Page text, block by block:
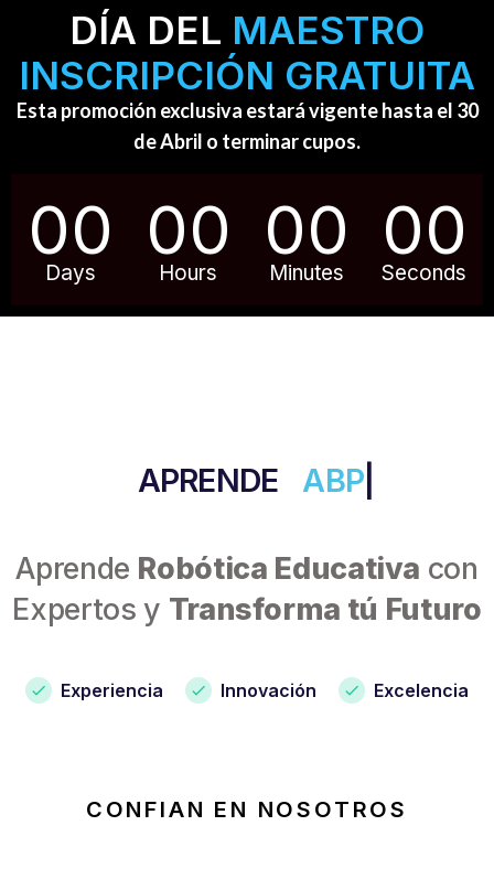
DÍA DEL MAESTRO
INSCRIPCIÓN GRATUITA
Esta promoción exclusiva estará vigente hasta el 30
de Abril o terminar cupos.
00
Days
00
Hours
00
Minutes
00
Seconds
APRENDE GAMIFICACIÓN
Aprende Robótica Educativa con
Expertos y Transforma tú Futuro
Experiencia Innovación Excelencia
CONFIAN EN NOSOTROS